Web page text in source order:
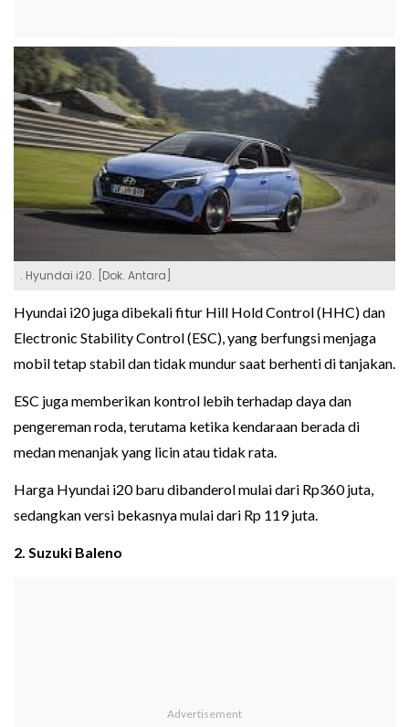
. Hyundai i20. [Dok. Antara]
Hyundai i20 juga dibekali fitur Hill Hold Control (HHC) dan
Electronic Stability Control (ESC), yang berfungsi menjaga
mobil tetap stabil dan tidak mundur saat berhenti di tanjakan.
ESC juga memberikan kontrol lebih terhadap daya dan
pengereman roda, terutama ketika kendaraan berada di
medan menanjak yang licin atau tidak rata.
Harga Hyundai i20 baru dibanderol mulai dari Rp360 juta,
sedangkan versi bekasnya mulai dari Rp 119 juta.
2. Suzuki Baleno